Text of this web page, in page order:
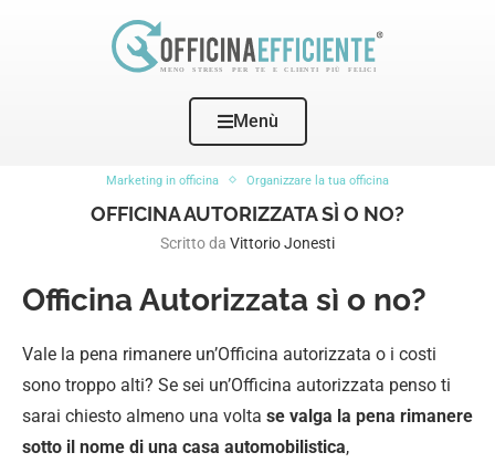
Menù
Marketing in officina Officina Autorizzata sì o no?
Marketing in officina Organizzare la tua officina
OFFICINA AUTORIZZATA SÌ O NO?
Scritto da Vittorio Jonesti
Officina Autorizzata sì o no?
Vale la pena rimanere un’Officina autorizzata o i costi
sono troppo alti? Se sei un’Officina autorizzata penso ti
sarai chiesto almeno una volta se valga la pena rimanere
sotto il nome di una casa automobilistica,